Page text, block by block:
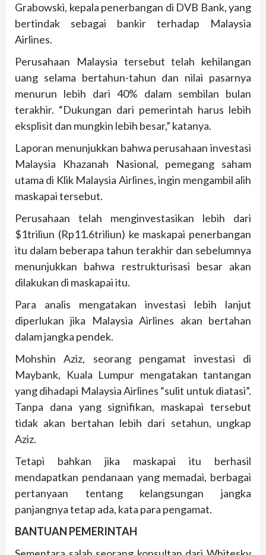
Grabowski, kepala penerbangan di DVB Bank, yang
bertindak sebagai bankir terhadap Malaysia
Airlines.
Perusahaan Malaysia tersebut telah kehilangan
uang selama bertahun-tahun dan nilai pasarnya
menurun lebih dari 40% dalam sembilan bulan
terakhir. “Dukungan dari pemerintah harus lebih
eksplisit dan mungkin lebih besar,” katanya.
Laporan menunjukkan bahwa perusahaan investasi
Malaysia Khazanah Nasional, pemegang saham
utama di Klik Malaysia Airlines, ingin mengambil alih
maskapai tersebut.
Perusahaan telah menginvestasikan lebih dari
$1triliun (Rp11.6triliun) ke maskapai penerbangan
itu dalam beberapa tahun terakhir dan sebelumnya
menunjukkan bahwa restrukturisasi besar akan
dilakukan di maskapai itu.
Para analis mengatakan investasi lebih lanjut
diperlukan jika Malaysia Airlines akan bertahan
dalam jangka pendek.
Mohshin Aziz, seorang pengamat investasi di
Maybank, Kuala Lumpur mengatakan tantangan
yang dihadapi Malaysia Airlines “sulit untuk diatasi”.
Tanpa dana yang signifikan, maskapai tersebut
tidak akan bertahan lebih dari setahun, ungkap
Aziz.
Tetapi bahkan jika maskapai itu berhasil
mendapatkan pendanaan yang memadai, berbagai
pertanyaan tentang kelangsungan jangka
panjangnya tetap ada, kata para pengamat.
BANTUAN PEMERINTAH